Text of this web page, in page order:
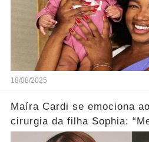
18/08/2025
Maíra Cardi se emociona
cirurgia da filha Sophia:
está sangrando”